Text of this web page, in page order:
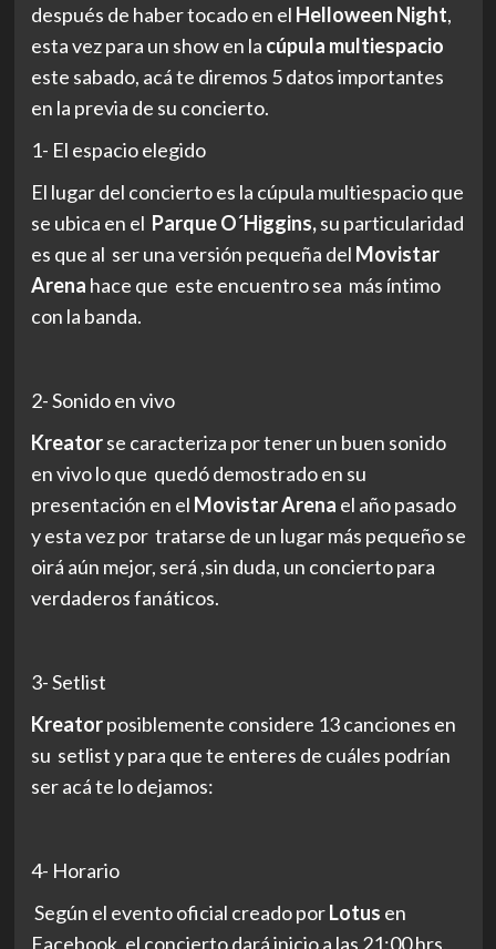
después de haber tocado en el Helloween Night,
esta vez para un show en la cúpula multiespacio
este sabado, acá te diremos 5 datos importantes
en la previa de su concierto.
1- El espacio elegido
El lugar del concierto es la cúpula multiespacio que
se ubica en el Parque O´Higgins,su particularidad
es que al ser una versión pequeña del Movistar
Arena hace que este encuentro sea más íntimo
con la banda.
2- Sonido en vivo
Kreatorse caracteriza por tener un buen sonido
en vivo lo que quedó demostrado en su
presentación en el Movistar Arena el año pasado
y esta vez por tratarse de un lugar más pequeño se
oirá aún mejor, será ,sin duda, un concierto para
verdaderos fanáticos.
3- Setlist
Kreatorposiblemente considere 13 canciones en
su setlist y para que te enteres de cuáles podrían
ser acá te lo dejamos:
4- Horario
Según el evento oficial creado porLotus en
Facebook, el concierto dará inicio a las 21:00 hrs,